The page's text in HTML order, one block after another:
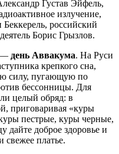
Густав Эйфель,
излучение,
российский
Борис Грызлов.
— день Аввакума. На Руси
крепкого сна,
силу, пугающую по
бессонницы. Для
целый обряд: в
приговаривая «куры
пестрые, куры черные,
дайте доброе здоровье и
свежее платье.